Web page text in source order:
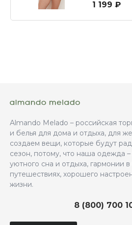
1 199 ₽
Almando Melado – российская
и белья для дома и отдыха, для
создаем вещи, которые будут
сезон, потому, что наша одежда
уютного сна и отдыха, гармонии
путешествиях, хорошего
жизни.
8 (800) 700